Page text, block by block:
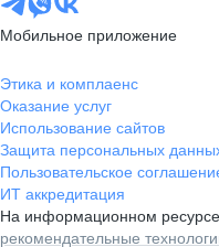
Мобильное приложение
Этика и комплаенс
Оказание услуг
Использование сайтов
Защита персональных
Пользовательское
ИТ аккредитация
На информационном
рекомендательные